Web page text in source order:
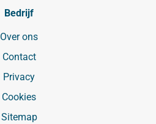
Bedrijf
Over ons
Contact
Privacy
Cookies
Sitemap